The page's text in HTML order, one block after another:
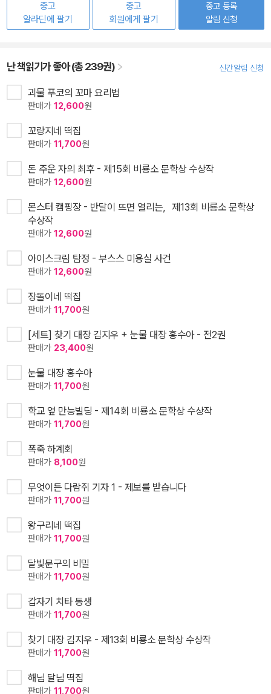
중고
알라딘에 팔기
중고
회원에게 팔기
중고 등록
알림 신청
난 책읽기가 좋아 (총 239권) 신간알림 신청
괴물 푸코의 꼬마 요리법
판매가 12,600원
꼬랑지네 떡집
판매가 11,700원
돈 주운 자의 최후 - 제15회 비룡소 문학상 수상작
판매가 12,600원
몬스터 캠핑장 - 반달이 뜨면 열리는，제13회 비룡소 문학상
수상작
판매가 12,600원
아이스크림 탐정 - 부스스 미용실 사건
판매가 12,600원
장돌이네 떡집
판매가 11,700원
[세트] 찾기 대장 김지우 + 눈물 대장 홍수아 - 전2권
판매가 23,400원
눈물 대장 홍수아
판매가 11,700원
학교 옆 만능빌딩 - 제14회 비룡소 문학상 수상작
판매가 11,700원
폭죽 하계회
판매가 8,100원
무엇이든 다람쥐 기자 1 - 제보를 받습니다
판매가 11,700원
왕구리네 떡집
판매가 11,700원
달빛문구의 비밀
판매가 11,700원
갑자기 치타 동생
판매가 11,700원
찾기 대장 김지우 - 제13회 비룡소 문학상 수상작
판매가 11,700원
해님 달님 떡집
판매가 11,700원